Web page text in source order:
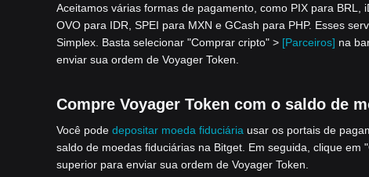
Aceitamos várias formas de pagamento, como PIX para BRL,
OVO para IDR, SPEI para MXN e GCash para PHP. Esses
Simplex. Basta selecionar "Comprar cripto" > [Parceiros] na
enviar sua ordem de Voyager Token.
Compre Voyager Token com o saldo de
Você pode depositar moeda fiduciária usar os portais de
saldo de moedas fiduciárias na Bitget. Em seguida, clique em
superior para enviar sua ordem de Voyager Token.